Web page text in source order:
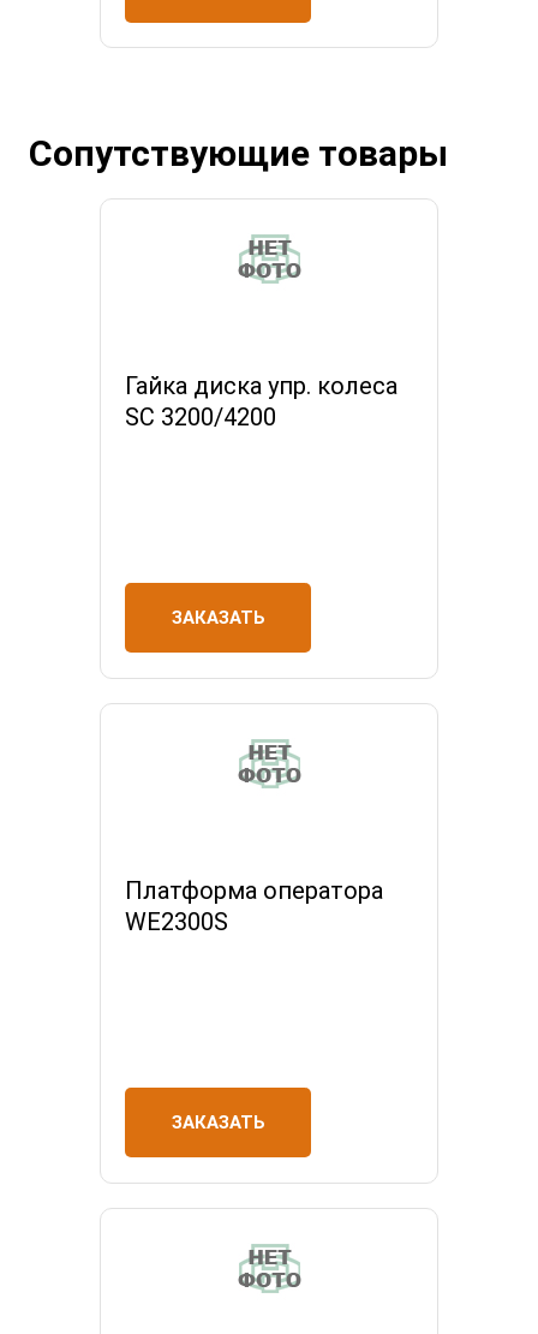
Сопутствующие товары
Гайка диска упр. колеса
SC 3200/4200
ЗАКАЗАТЬ
Платформа оператора
WE2300S
ЗАКАЗАТЬ